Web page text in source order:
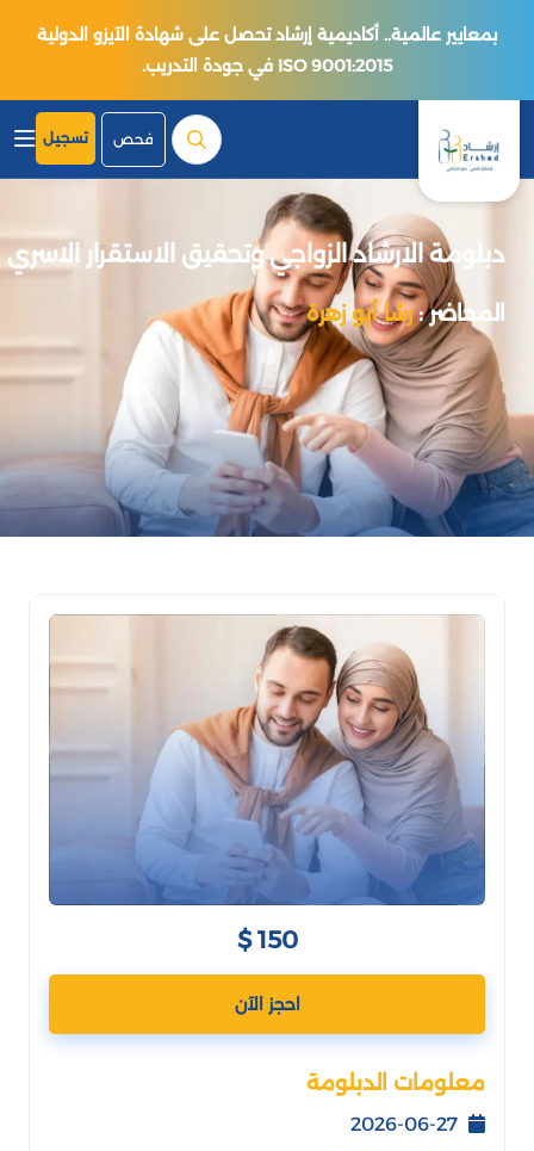
بمعايير عالمية.. أكاديمية إرشاد تحصل على شهادة الآيزو الدولية
ISO 9001:2015 في جودة التدريب.
فحص تسجيل
دبلومة الارشاد الزواجي وتحقيق الاستقرار الاسري
المحاضر :رشا أبو زهرة
150 $
احجز الآن
معلومات الدبلومة